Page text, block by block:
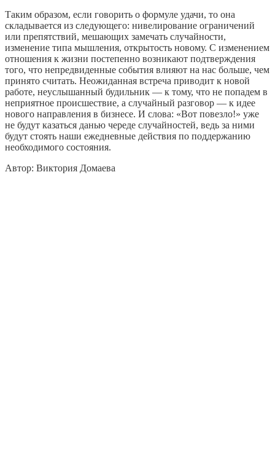
Таким образом, если говорить о формуле удачи, то она
складывается из следующего: нивелирование ограничений
или препятствий, мешающих замечать случайности,
изменение типа мышления, открытость новому. С изменением
отношения к жизни постепенно возникают подтверждения
того, что непредвиденные события влияют на нас больше, чем
принято считать. Неожиданная встреча приводит к новой
работе, неуслышанный будильник — к тому, что не попадем в
неприятное происшествие, а случайный разговор — к идее
нового направления в бизнесе. И слова: «Вот повезло!» уже
не будут казаться данью череде случайностей, ведь за ними
будут стоять наши ежедневные действия по поддержанию
необходимого состояния.
Автор: Виктория Домаева